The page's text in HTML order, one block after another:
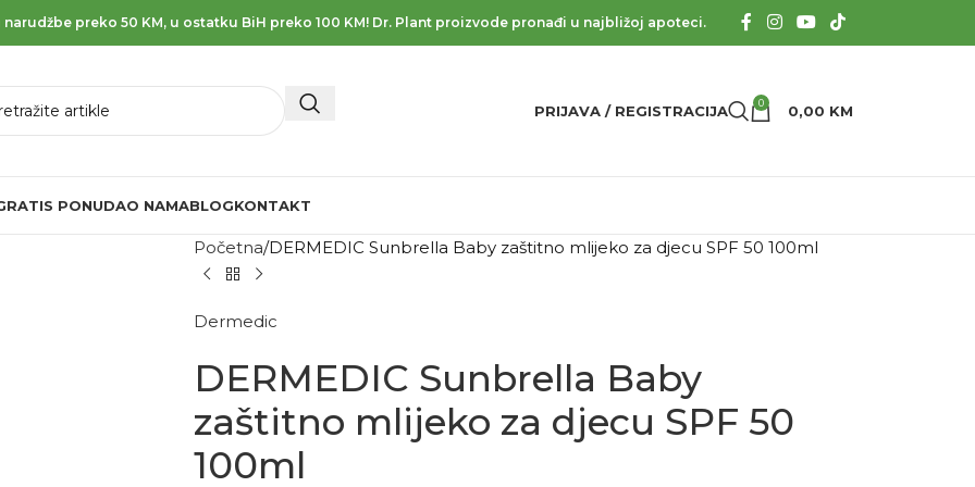
preko 50 KM, u ostatku BiH preko 100 KM! Dr. Plant proizvode pronađi u najbližoj apoteci.
PRIJAVA / REGISTRACIJA 0 0,00 KM
PONUDAO NAMABLOGKONTAKT
Početna DERMEDIC Sunbrella Baby zaštitno mlijeko za djecu SPF 50 100ml
Dermedic
DERMEDIC Sunbrella Baby
zaštitno mlijeko za djecu SPF 50
100ml